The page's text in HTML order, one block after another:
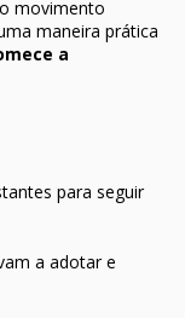
movimento
maneira prática
a
para seguir
a adotar e